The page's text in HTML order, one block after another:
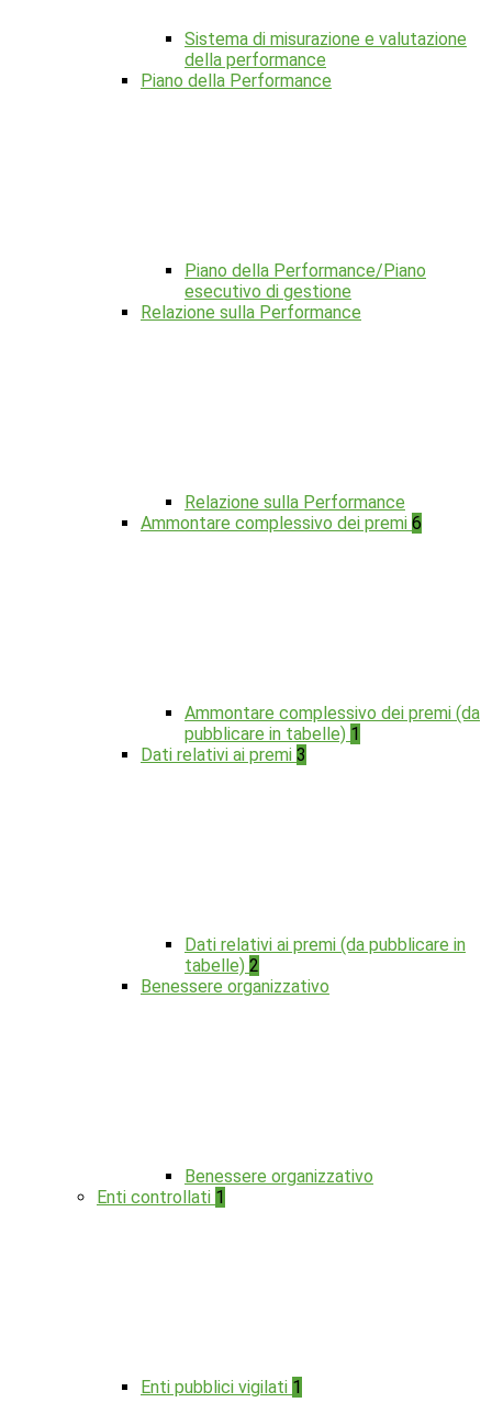
Sistema di misurazione e valutazione
della performance
Piano della Performance
Piano della Performance/Piano
esecutivo di gestione
Relazione sulla Performance
Relazione sulla Performance
Ammontare complessivo dei premi 6
Ammontare complessivo dei premi (da
pubblicare in tabelle) 1
Dati relativi ai premi 3
Dati relativi ai premi (da pubblicare in
tabelle) 2
Benessere organizzativo
Benessere organizzativo
Enti controllati 1
Enti pubblici vigilati 1